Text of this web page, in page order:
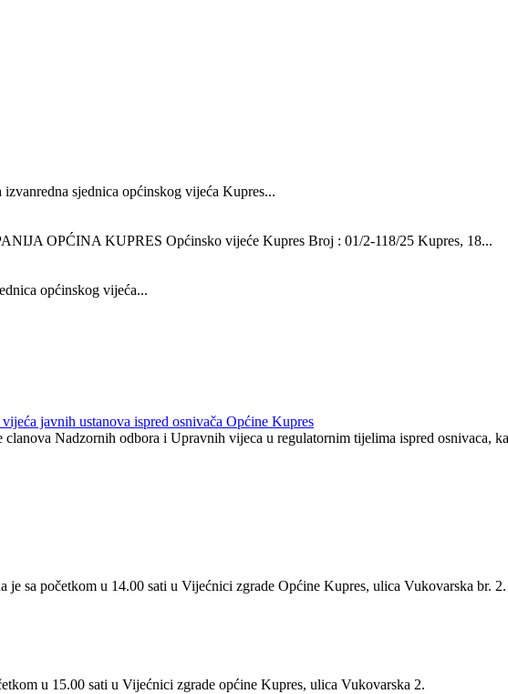
sjednica općinskog vijeća Kupres...
OPĆINA KUPRES Općinsko vijeće Kupres Broj : 01/2-118/25 Kupres, 18...
općinskog vijeća...
javnih ustanova ispred osnivača Općine Kupres
Nadzornih odbora i Upravnih vijeca u regulatornim tijelima ispred osnivaca,
sa početkom u 14.00 sati u Vijećnici zgrade Općine Kupres, ulica Vukovarska br. 2.
u 15.00 sati u Vijećnici zgrade općine Kupres, ulica Vukovarska 2.